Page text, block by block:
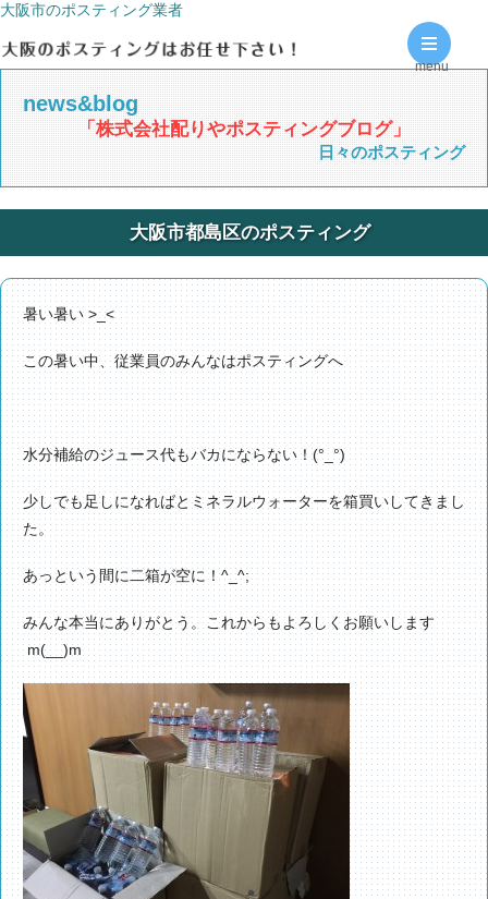
menu
大阪市のポスティング業者
news&blog
「株式会社配りやポスティングブログ」
日々のポスティング
大阪市都島区のポスティング
暑い暑い >_<
この暑い中、従業員のみんなはポスティングへ
水分補給のジュース代もバカにならない！(°_°)
少しでも足しになればとミネラルウォーターを箱買いしてきまし
た。
あっという間に二箱が空に！^_^;
みんな本当にありがとう。これからもよろしくお願いします
m(__)m